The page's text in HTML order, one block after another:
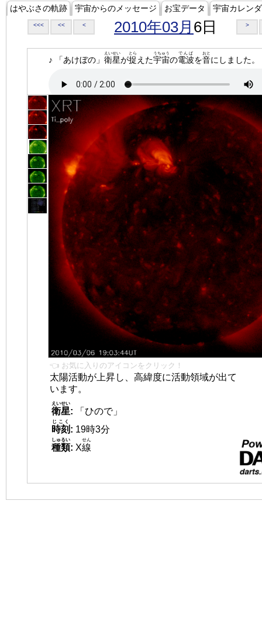
はやぶさの軌跡 宇宙からのメッセージ お宝データ 宇宙カレン
<<< << < 2010年03月 6日 >
♪ 「あけぼの」 衛星
えいせい
が捉
とら
えた宇宙
うちゅう
の電波
でんぱ
を音
おと
にしました。
👈 お気に入りのアイコンをクリック！
太陽活動が上昇し、高緯度に活動領域が出て
います。
衛星
えいせい
:
「ひので」
時刻
じこく
: 19時3分
種類
しゅるい
: X線
せん